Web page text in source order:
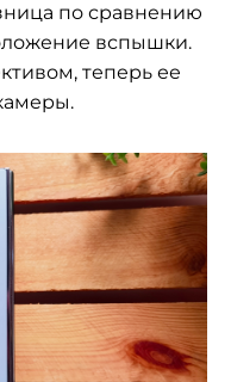
по сравнению
вспышки.
теперь ее